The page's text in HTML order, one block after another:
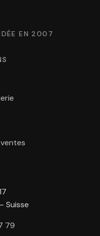
EN 2007
Suisse
79